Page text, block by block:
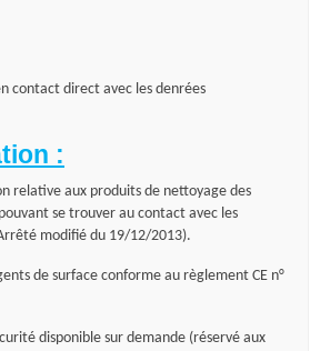
contact direct avec les denrées
:
relative aux produits de nettoyage des
se trouver au contact avec les
modifié du 19/12/2013).
de surface conforme au règlement CE n°
disponible sur demande (réservé aux